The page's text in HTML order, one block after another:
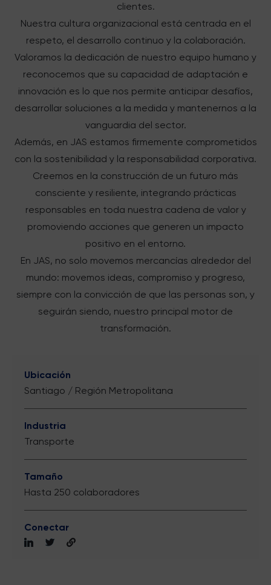
clientes.
Nuestra cultura organizacional está centrada en el
respeto, el desarrollo continuo y la colaboración.
Valoramos la dedicación de nuestro equipo humano y
reconocemos que su capacidad de adaptación e
innovación es lo que nos permite anticipar desafíos,
desarrollar soluciones a la medida y mantenernos a la
vanguardia del sector.
Además, en JAS estamos firmemente comprometidos
con la sostenibilidad y la responsabilidad corporativa.
Creemos en la construcción de un futuro más
consciente y resiliente, integrando prácticas
responsables en toda nuestra cadena de valor y
promoviendo acciones que generen un impacto
positivo en el entorno.
En JAS, no solo movemos mercancías alrededor del
mundo: movemos ideas, compromiso y progreso,
siempre con la convicción de que las personas son, y
seguirán siendo, nuestro principal motor de
transformación.
Ubicación
Santiago / Región Metropolitana
Industria
Transporte
Tamaño
Hasta 250 colaboradores
Conectar